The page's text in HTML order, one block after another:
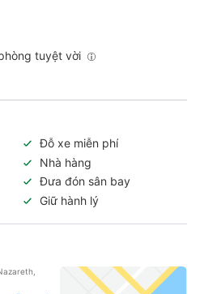
tuyệt vời
Đỗ xe miễn phí
Nhà hàng
Đưa đón sân bay
Giữ hành lý